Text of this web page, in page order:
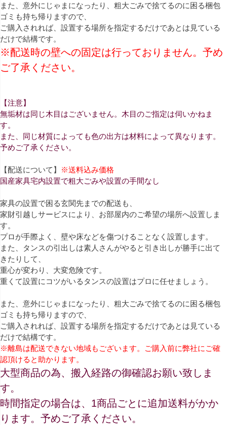
また、意外にじゃまになったり、粗大ごみで捨てるのに困る梱包
ゴミも持ち帰りますので、
ご購入されれば、設置する場所を指定するだけであとは見ている
だけで結構です。
※配送時の壁への固定は行っておりません。予め
ご了承ください。
【注意】
無垢材は同じ木目はございません。木目のご指定は伺いかねま
す。
また、同じ材質によっても色の出方は材料によって異なります。
予めご了承ください。
【配送について】
※送料込み価格
国産家具宅内設置で粗大ごみや設置の手間なし
家具の設置で困る玄関先までの配送も、
家財引越しサービスにより、お部屋内のご希望の場所へ設置しま
す。
プロが手際よく、壁や床などを傷つけることなく設置します。
また、タンスの引出しは素人さんがやると引き出しが勝手に出て
きたりして、
重心が変わり、大変危険です。
重くて設置にコツがいるタンスの設置はプロに任せましょう。
また、意外にじゃまになったり、粗大ごみで捨てるのに困る梱包
ゴミも持ち帰りますので、
ご購入されれば、設置する場所を指定するだけであとは見ている
だけで結構です。
※離島は配送できない地域もございます。ご購入前に弊社にご確
認頂けると助かります。
大型商品の為、搬入経路の御確認お願い致しま
す。
時間指定の場合は、1商品ごとに追加送料がかか
ります。予めご了承ください。